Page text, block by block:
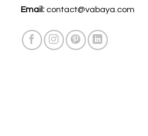
Email: contact@vabaya.com